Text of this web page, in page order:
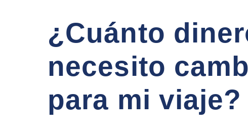
¿Cuánto
necesito
para mi viaje?